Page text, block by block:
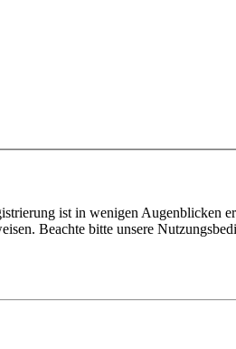
ist in wenigen
Beachte bitte unsere